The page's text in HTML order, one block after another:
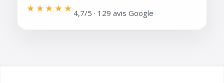
★★★★★ 4,7/5 · 129 avis Google